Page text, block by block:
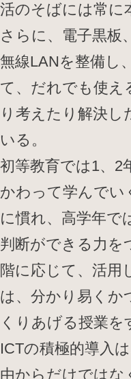
活のそばには常に
さらに、電子黒板
無線LANを整備し
て、だれでも使え
り考えたり解決
いる。
初等教育では1、2
かわって学んでい
に慣れ、高学年で
判断ができる力を
階に応じて、活用
は、分かり易くか
くりあげる授業
ICTの積極的導入
由からだけではな